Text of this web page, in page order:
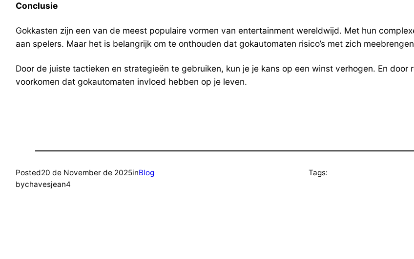
Conclusie
Gokkasten zijn een van de meest populaire vormen van entertainment wereldwijd. Met hun
aan spelers. Maar het is belangrijk om te onthouden dat gokautomaten risico’s met zich
Door de juiste tactieken en strategieën te gebruiken, kun je je kans op een winst verhogen. En
voorkomen dat gokautomaten invloed hebben op je leven.
Posted20 de November de 2025inBlog
bychavesjean4
Tags: